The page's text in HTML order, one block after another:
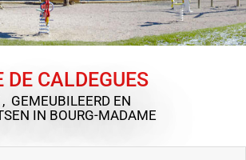
DE CALDEGUES
GEMEUBILEERD EN
IN BOURG-MADAME